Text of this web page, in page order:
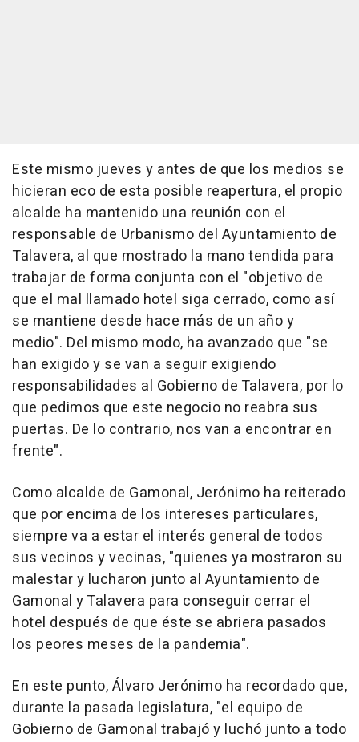
Este mismo jueves y antes de que los medios se
hicieran eco de esta posible reapertura, el propio
alcalde ha mantenido una reunión con el
responsable de Urbanismo del Ayuntamiento de
Talavera, al que mostrado la mano tendida para
trabajar de forma conjunta con el "objetivo de
que el mal llamado hotel siga cerrado, como así
se mantiene desde hace más de un año y
medio". Del mismo modo, ha avanzado que "se
han exigido y se van a seguir exigiendo
responsabilidades al Gobierno de Talavera, por lo
que pedimos que este negocio no reabra sus
puertas. De lo contrario, nos van a encontrar en
frente".
Como alcalde de Gamonal, Jerónimo ha reiterado
que por encima de los intereses particulares,
siempre va a estar el interés general de todos
sus vecinos y vecinas, "quienes ya mostraron su
malestar y lucharon junto al Ayuntamiento de
Gamonal y Talavera para conseguir cerrar el
hotel después de que éste se abriera pasados
los peores meses de la pandemia".
En este punto, Álvaro Jerónimo ha recordado que,
durante la pasada legislatura, "el equipo de
Gobierno de Gamonal trabajó y luchó junto a todo